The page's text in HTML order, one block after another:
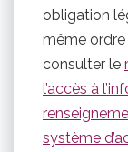
obligation
même ordre
consulter le
l’accès à
système